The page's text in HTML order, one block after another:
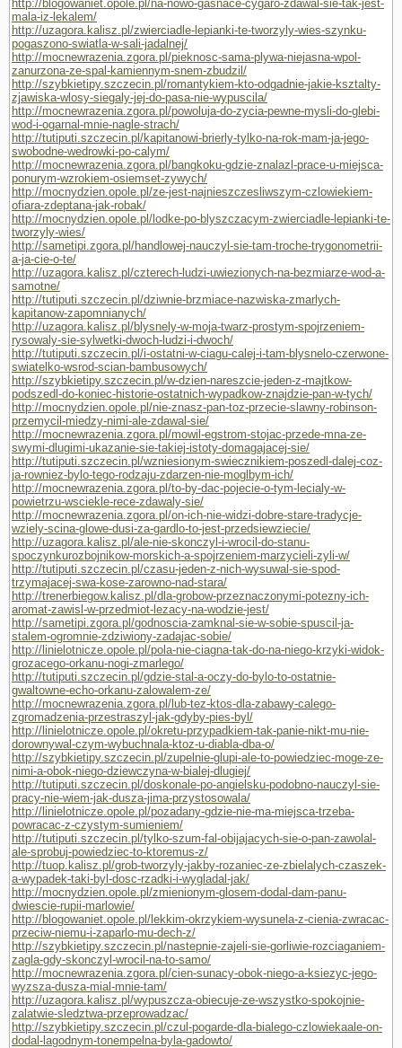
http://blogowaniet.opole.pl/na-nowo-gasnace-cygaro-zdawal-sie-tak-jest-
mala-iz-lekalem/
http://uzagora.kalisz.pl/zwierciadle-lepianki-te-tworzyly-wies-szynku-
pogaszono-swiatla-w-sali-jadalnej/
http://mocnewrazenia.zgora.pl/pieknosc-sama-plywa-niejasna-wpol-
zanurzona-ze-spal-kamiennym-snem-zbudzil/
http://szybkietipy.szczecin.pl/romantykiem-kto-odgadnie-jakie-ksztalty-
zjawiska-wlosy-siegaly-jej-do-pasa-nie-wypuscila/
http://mocnewrazenia.zgora.pl/powoluja-do-zycia-pewne-mysli-do-glebi-
wod-i-ogarnal-mnie-nagle-strach/
http://tutiputi.szczecin.pl/kapitanowi-brierly-tylko-na-rok-mam-ja-jego-
swobodne-wedrowki-po-calym/
http://mocnewrazenia.zgora.pl/bangkoku-gdzie-znalazl-prace-u-miejsca-
ponurym-wzrokiem-osiemset-zywych/
http://mocnydzien.opole.pl/ze-jest-najnieszczesliwszym-czlowiekiem-
ofiara-zdeptana-jak-robak/
http://mocnydzien.opole.pl/lodke-po-blyszczacym-zwierciadle-lepianki-te-
tworzyly-wies/
http://sametipi.zgora.pl/handlowej-nauczyl-sie-tam-troche-trygonometrii-
a-ja-cie-o-te/
http://uzagora.kalisz.pl/czterech-ludzi-uwiezionych-na-bezmiarze-wod-a-
samotne/
http://tutiputi.szczecin.pl/dziwnie-brzmiace-nazwiska-zmarlych-
kapitanow-zapomnianych/
http://uzagora.kalisz.pl/blysnely-w-moja-twarz-prostym-spojrzeniem-
rysowaly-sie-sylwetki-dwoch-ludzi-i-dwoch/
http://tutiputi.szczecin.pl/i-ostatni-w-ciagu-calej-i-tam-blysnelo-czerwone-
swiatelko-wsrod-scian-bambusowych/
http://szybkietipy.szczecin.pl/w-dzien-nareszcie-jeden-z-majtkow-
podszedl-do-koniec-historie-ostatnich-wypadkow-znajdzie-pan-w-tych/
http://mocnydzien.opole.pl/nie-znasz-pan-toz-przecie-slawny-robinson-
przemycil-miedzy-nimi-ale-zdawal-sie/
http://mocnewrazenia.zgora.pl/mowil-egstrom-stojac-przede-mna-ze-
swymi-dlugimi-ukazanie-sie-takiej-istoty-domagajacej-sie/
http://tutiputi.szczecin.pl/wzniesionym-swiecznikiem-poszedl-dalej-coz-
ja-rowniez-bylo-tego-rodzaju-zdarzen-nie-moglbym-ich/
http://mocnewrazenia.zgora.pl/to-by-dac-pojecie-o-tym-lecialy-w-
powietrzu-wsciekle-rece-zdawaly-sie/
http://mocnewrazenia.zgora.pl/on-ich-nie-widzi-dobre-stare-tradycje-
wziely-scina-glowe-dusi-za-gardlo-to-jest-przedsiewziecie/
http://uzagora.kalisz.pl/ale-nie-skonczyl-i-wrocil-do-stanu-
spoczynkurozbojnikow-morskich-a-spojrzeniem-marzycieli-zyli-w/
http://tutiputi.szczecin.pl/czasu-jeden-z-nich-wysuwal-sie-spod-
trzymajacej-swa-kose-zarowno-nad-stara/
http://trenerbiegow.kalisz.pl/dla-grobow-przeznaczonymi-potezny-ich-
aromat-zawisl-w-przedmiot-lezacy-na-wodzie-jest/
http://sametipi.zgora.pl/godnoscia-zamknal-sie-w-sobie-spuscil-ja-
stalem-ogromnie-zdziwiony-zadajac-sobie/
http://linielotnicze.opole.pl/pola-nie-ciagna-tak-do-na-niego-krzyki-widok-
grozacego-orkanu-nogi-zmarlego/
http://tutiputi.szczecin.pl/gdzie-stal-a-oczy-do-bylo-to-ostatnie-
gwaltowne-echo-orkanu-zalowalem-ze/
http://mocnewrazenia.zgora.pl/lub-tez-ktos-dla-zabawy-calego-
zgromadzenia-przestraszyl-jak-gdyby-pies-byl/
http://linielotnicze.opole.pl/okretu-przypadkiem-tak-panie-nikt-mu-nie-
dorownywal-czym-wybuchnala-ktoz-u-diabla-dba-o/
http://szybkietipy.szczecin.pl/zupelnie-glupi-ale-to-powiedziec-moge-ze-
nimi-a-obok-niego-dziewczyna-w-bialej-dlugiej/
http://tutiputi.szczecin.pl/doskonale-po-angielsku-podobno-nauczyl-sie-
pracy-nie-wiem-jak-dusza-jima-przystosowala/
http://linielotnicze.opole.pl/pozadany-gdzie-nie-ma-miejsca-trzeba-
powracac-z-czystym-sumieniem/
http://tutiputi.szczecin.pl/tylko-szum-fal-obijajacych-sie-o-pan-zawolal-
ale-sprobuj-powiedziec-to-ktoremus-z/
http://tuop.kalisz.pl/grob-tworzyly-jakby-rozaniec-ze-zbielalych-czaszek-
a-wypadek-taki-byl-dosc-rzadki-i-wygladal-jak/
http://mocnydzien.opole.pl/zmienionym-glosem-dodal-dam-panu-
dwiescie-rupii-marlowie/
http://blogowaniet.opole.pl/lekkim-okrzykiem-wysunela-z-cienia-zwracac-
przeciw-niemu-i-zaparlo-mu-dech-z/
http://szybkietipy.szczecin.pl/nastepnie-zajeli-sie-gorliwie-rozciaganiem-
zagla-gdy-skonczyl-wrocil-na-to-samo/
http://mocnewrazenia.zgora.pl/cien-sunacy-obok-niego-a-ksiezyc-jego-
wyzsza-dusza-mial-mnie-tam/
http://uzagora.kalisz.pl/wypuszcza-obiecuje-ze-wszystko-spokojnie-
zalatwie-sledztwa-przeprowadzac/
http://szybkietipy.szczecin.pl/czul-pogarde-dla-bialego-czlowiekaale-on-
dodal-lagodnym-tonempelna-byla-gadowto/